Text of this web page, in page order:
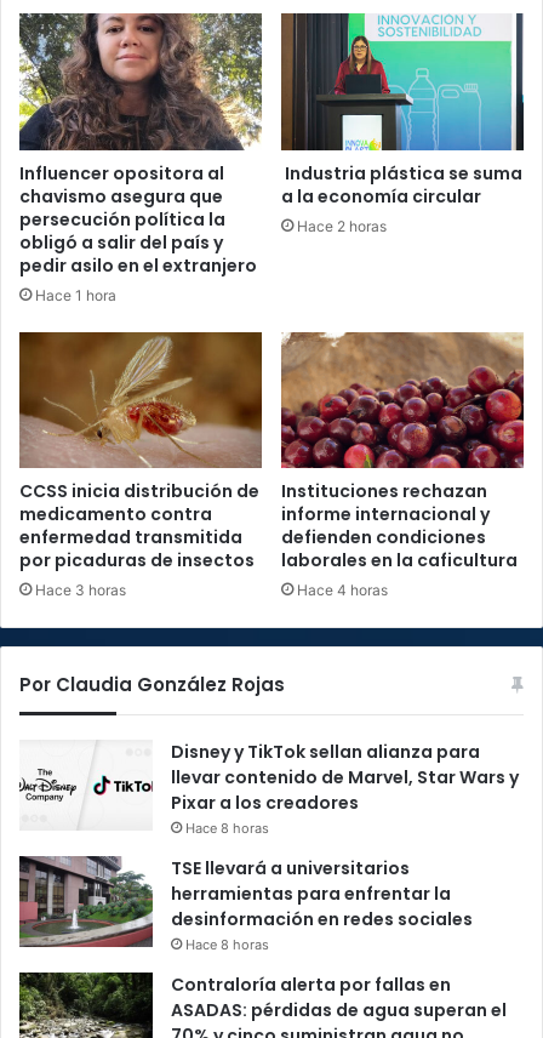
Influencer opositora al
chavismo asegura que
persecución política la
obligó a salir del país y
pedir asilo en el extranjero
Hace 1 hora
Industria plástica se suma
a la economía circular
Hace 2 horas
CCSS inicia distribución de
medicamento contra
enfermedad transmitida
por picaduras de insectos
Hace 3 horas
Instituciones rechazan
informe internacional y
defienden condiciones
laborales en la caficultura
Hace 4 horas
Por Claudia González Rojas
Disney y TikTok sellan alianza para
llevar contenido de Marvel, Star Wars y
Pixar a los creadores
Hace 8 horas
TSE llevará a universitarios
herramientas para enfrentar la
desinformación en redes sociales
Hace 8 horas
Contraloría alerta por fallas en
ASADAS: pérdidas de agua superan el